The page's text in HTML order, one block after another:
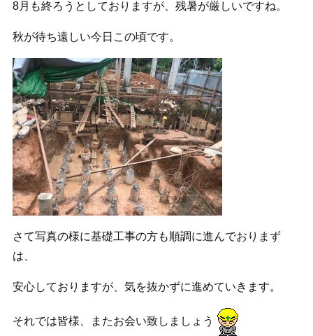
8月も終ろうとしておりますが、残暑が厳しいですね。
秋が待ち遠しい今日この頃です。
さて写真の様に基礎工事の方も順調に進んでおりまず
は、
安心しておりますが、気を抜かずに進めていきます。
それでは皆様、またお会い致しましょう